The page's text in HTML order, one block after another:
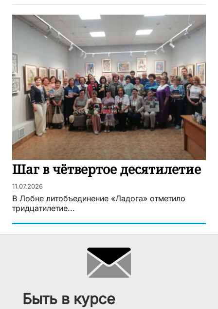
Шаг в чётвертое десятилетие
11.07.2026
В Лобне литобъединение «Ладога» отметило
тридцатилетие...
Быть в курсе